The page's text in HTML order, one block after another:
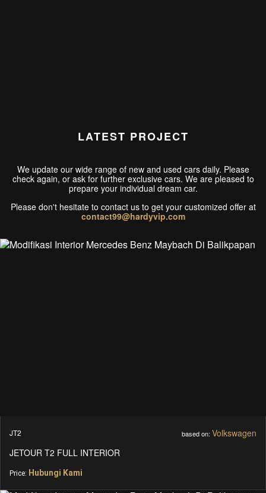
LATEST PROJECT
We update our wide range of new and used cars daily. Please
check again, or ask for further exclusive cars. We are pleased to
prepare your individual dream car.
Please don't hesitate to contact us to get your customized offer at
contact99@hardyvip.com
JT2 based on: Volkswagen
JETOUR T2 FULL INTERIOR
Price: Hubungi Kami